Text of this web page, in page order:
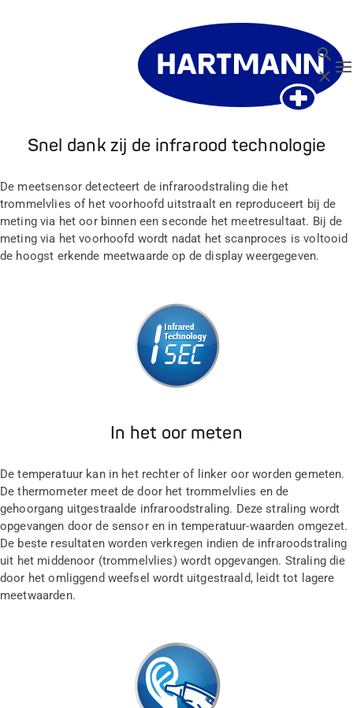
Zoeken
Sluit
Snel dank zij de infrarood technologie
De meetsensor detecteert de infraroodstraling die het
trommelvlies of het voorhoofd uitstraalt en reproduceert bij de
meting via het oor binnen een seconde het meetresultaat. Bij de
meting via het voorhoofd wordt nadat het scanproces is voltooid
de hoogst erkende meetwaarde op de display weergegeven.
In het oor meten
De temperatuur kan in het rechter of linker oor worden gemeten.
De thermometer meet de door het trommelvlies en de
gehoorgang uitgestraalde infraroodstraling. Deze straling wordt
opgevangen door de sensor en in temperatuur-waarden omgezet.
De beste resultaten worden verkregen indien de infraroodstraling
uit het middenoor (trommelvlies) wordt opgevangen. Straling die
door het omliggend weefsel wordt uitgestraald, leidt tot lagere
meetwaarden.